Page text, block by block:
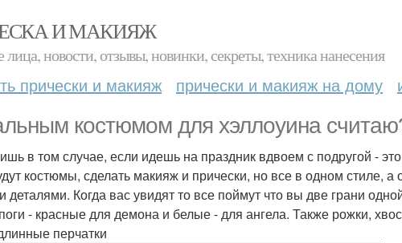
И МАКИЯЖ
новости, отзывы, новинки, секреты, техника нанесения
прически и макияж прически и макияж на дому
костюмом для хэллоуина
в том случае, если идешь на праздник вдвоем с подругой -
костюмы, сделать макияж и прически, но все в одном стиле, а
деталями. Когда вас увидят то все поймут что вы две грани
- красные для демона и белые - для ангела. Также рожки,
перчатки